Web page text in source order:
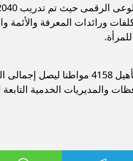
ورائدات المعرفة
والمديريات الخدمية